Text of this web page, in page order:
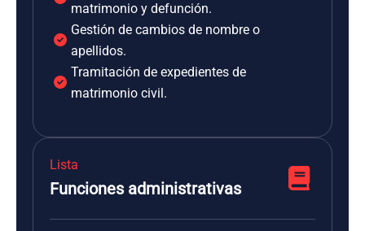
matrimonio y defunción.
Gestión de cambios de nombre o
apellidos.
Tramitación de expedientes de
matrimonio civil.
Lista
Funciones administrativas